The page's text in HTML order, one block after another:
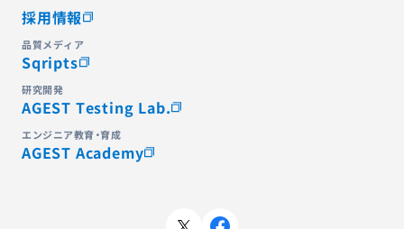
採用情報
品質メディア
Sqripts
研究開発
AGEST Testing Lab.
エンジニア教育・育成
AGEST Academy